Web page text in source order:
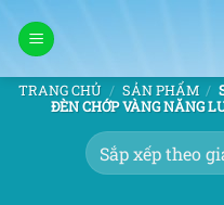
qua
dungTRANG CHỦ / SẢN PHẨM /
ĐÈN CHỚP VÀNG NĂNG